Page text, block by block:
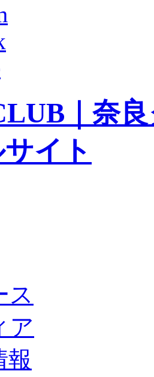
ーム
ームスタッフ
ール
ーム「volundeer」
ド
ナー
規定
ガイドライン
ァンサービスについて
安田J3リーグ2026/27シーズン試
安田Ｊ3リーグ 2026/27シーズン「
ナー
ミュニティ
プ
トア（実店舗）
ア
ス
ア
報